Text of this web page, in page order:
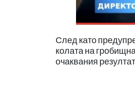
След като
колата на
очаквания